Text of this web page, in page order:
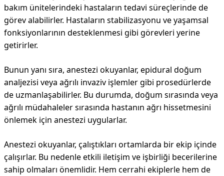
bakım ünitelerindeki hastaların tedavi süreçlerinde de
görev alabilirler. Hastaların stabilizasyonu ve yaşamsal
fonksiyonlarının desteklenmesi gibi görevleri yerine
getirirler.
Bunun yanı sıra, anestezi okuyanlar, epidural doğum
analjezisi veya ağrılı invaziv işlemler gibi prosedürlerde
de uzmanlaşabilirler. Bu durumda, doğum sırasında veya
ağrılı müdahaleler sırasında hastanın ağrı hissetmesini
önlemek için anestezi uygularlar.
Anestezi okuyanlar, çalıştıkları ortamlarda bir ekip içinde
çalışırlar. Bu nedenle etkili iletişim ve işbirliği becerilerine
sahip olmaları önemlidir. Hem cerrahi ekiplerle hem de